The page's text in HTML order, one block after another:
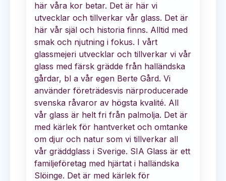
här våra kor betar. Det är här vi
utvecklar och tillverkar vår glass. Det är
här vår själ och historia finns. Alltid med
smak och njutning i fokus. I vårt
glassmejeri utvecklar och tillverkar vi vår
glass med färsk grädde från halländska
gårdar, bl a vår egen Berte Gård. Vi
använder företrädesvis närproducerade
svenska råvaror av högsta kvalité. All
vår glass är helt fri från palmolja. Det är
med kärlek för hantverket och omtanke
om djur och natur som vi tillverkar all
vår gräddglass i Sverige. SIA Glass är ett
familjeföretag med hjärtat i halländska
Slöinge. Det är med kärlek för